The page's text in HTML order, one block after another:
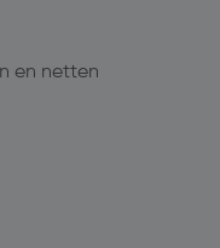
en netten